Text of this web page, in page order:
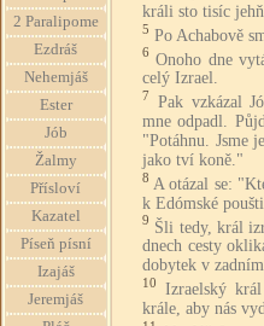
2 Paralipome
Ezdráš
Nehemjáš
Ester
Jób
Žalmy
Přísloví
Kazatel
Píseň písní
Izajáš
Jeremjáš
králi sto tisíc
5 Po Achabově
6 Onoho dne
celý Izrael.
7
Pak vzkázal
mne odpadl.
"Potáhnu. Jsme
jako tví koně."
8 A otázal se:
k Edómské
9 Šli tedy, král
dnech cesty
dobytek v
10
Izraelský
krále, aby nás